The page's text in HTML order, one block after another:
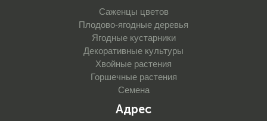
Саженцы цветов
Плодово-ягодные деревья
Ягодные кустарники
Декоративные культуры
Хвойные растения
Горшечные растения
Семена
Адрес